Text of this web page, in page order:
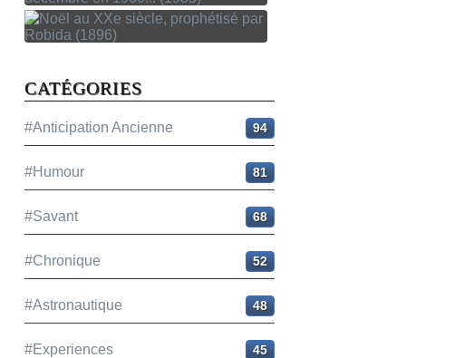
CATÉGORIES
#Anticipation Ancienne 94
#Humour 81
#Savant 68
#Chronique 52
#Astronautique 48
#Experiences 45